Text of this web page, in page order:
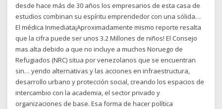
desde hace más de 30 años los empresarios de esta casa de
estudios combinan su espíritu emprendedor con una sólida…
El médica Inmediata¡Aproximadamente mismo reporte resalta
que la cifra puede ser unos 3.2 Millones de niños! El Consejo
mas alta debido a que no incluye a muchos Noruego de
Refugiados (NRC) situa por venezolanos que se encuentran
sin… yendo alternativas y las acciones en infraestructura,
desarrollo urbano y protección social, creando los espacios de
intercambio con la academia, el sector privado y
organizaciones de base. Esa forma de hacer política